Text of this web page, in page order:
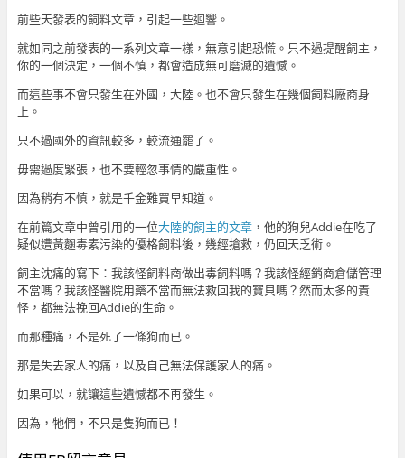
前些天發表的飼料文章，引起一些迴響。
就如同之前發表的一系列文章一樣，無意引起恐慌。只不過提醒飼主，
你的一個決定，一個不慎，都會造成無可磨滅的遺憾。
而這些事不會只發生在外國，大陸。也不會只發生在幾個飼料廠商身
上。
只不過國外的資訊較多，較流通罷了。
毋需過度緊張，也不要輕忽事情的嚴重性。
因為稍有不慎，就是千金難買早知道。
在前篇文章中曾引用的一位大陸的飼主的文章，他的狗兒Addie在吃了
疑似遭黃麴毒素污染的優格飼料後，幾經搶救，仍回天乏術。
飼主沈痛的寫下：我該怪飼料商做出毒飼料嗎？我該怪經銷商倉儲管理
不當嗎？我該怪醫院用藥不當而無法救回我的寶貝嗎？然而太多的責
怪，都無法挽回Addie的生命。
而那種痛，不是死了一條狗而已。
那是失去家人的痛，以及自己無法保護家人的痛。
如果可以，就讓這些遺憾都不再發生。
因為，牠們，不只是隻狗而已！